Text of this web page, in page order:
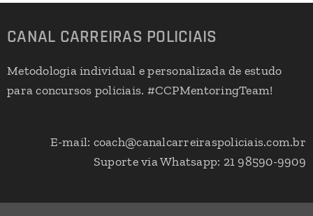
CANAL CARREIRAS POLICIAIS
Metodologia individual e personalizada de estudo
para concursos policiais. #CCPMentoringTeam!
E-mail: coach@canalcarreiraspoliciais.com.br
Suporte via Whatsapp: 21 98590-9909